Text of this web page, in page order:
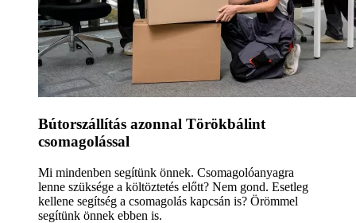
Bútorszállítás azonnal Törökbálint
csomagolással
Mi mindenben segítünk önnek. Csomagolóanyagra
lenne szüksége a költöztetés előtt? Nem gond. Esetleg
kellene segítség a csomagolás kapcsán is? Örömmel
segítünk önnek ebben is.